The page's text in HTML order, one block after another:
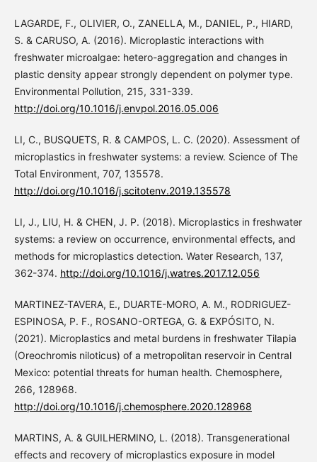
LAGARDE, F., OLIVIER, O., ZANELLA, M., DANIEL, P., HIARD,
S. & CARUSO, A. (2016). Microplastic interactions with
freshwater microalgae: hetero-aggregation and changes in
plastic density appear strongly dependent on polymer type.
Environmental Pollution, 215, 331-339.
http://doi.org/10.1016/j.envpol.2016.05.006
LI, C., BUSQUETS, R. & CAMPOS, L. C. (2020). Assessment of
microplastics in freshwater systems: a review. Science of The
Total Environment, 707, 135578.
http://doi.org/10.1016/j.scitotenv.2019.135578
LI, J., LIU, H. & CHEN, J. P. (2018). Microplastics in freshwater
systems: a review on occurrence, environmental effects, and
methods for microplastics detection. Water Research, 137,
362-374. http://doi.org/10.1016/j.watres.2017.12.056
MARTINEZ-TAVERA, E., DUARTE-MORO, A. M., RODRIGUEZ-
ESPINOSA, P. F., ROSANO-ORTEGA, G. & EXPÓSITO, N.
(2021). Microplastics and metal burdens in freshwater Tilapia
(Oreochromis niloticus) of a metropolitan reservoir in Central
Mexico: potential threats for human health. Chemosphere,
266, 128968.
http://doi.org/10.1016/j.chemosphere.2020.128968
MARTINS, A. & GUILHERMINO, L. (2018). Transgenerational
effects and recovery of microplastics exposure in model